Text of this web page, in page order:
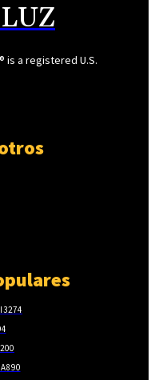
is a registered U.S.
3274
890